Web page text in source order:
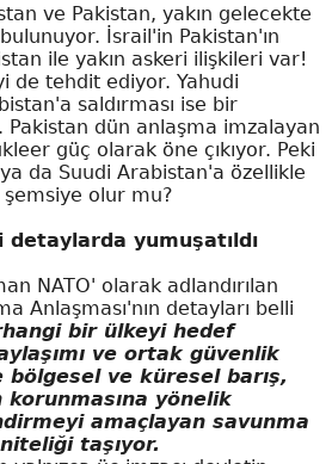
ve Pakistan, yakın gelecekte
İsrail'in Pakistan'ın
ile yakın askeri ilişkileri var!
de tehdit ediyor. Yahudi
saldırması ise bir
Pakistan dün anlaşma imzalayan
güç olarak öne çıkıyor. Peki
da Suudi Arabistan'a özellikle
olur mu?
detaylarda yumuşatıldı
NATO' olarak adlandırılan
Anlaşması'nın detayları belli
bir ülkeyi hedef
ve ortak güvenlik
bölgesel ve küresel barış,
yönelik
amaçlayan savunma
taşıyor.